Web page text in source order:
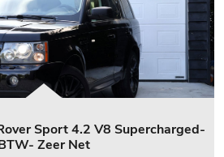
Sport 4.2 V8 Supercharged-
Zeer Net